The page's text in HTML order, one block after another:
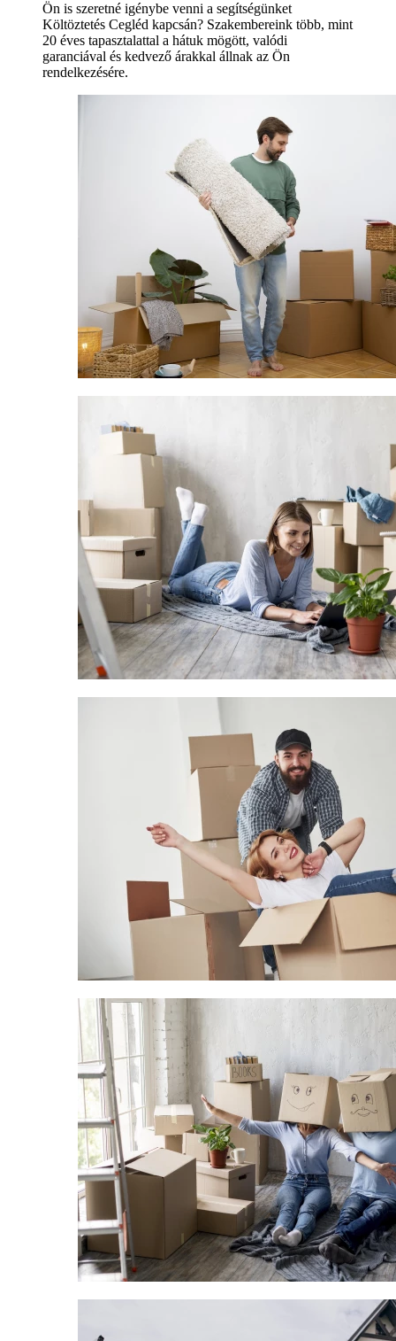
Ön is szeretné igénybe venni a segítségünket
Költöztetés Cegléd kapcsán? Szakembereink több, mint
20 éves tapasztalattal a hátuk mögött, valódi
garanciával és kedvező árakkal állnak az Ön
rendelkezésére.